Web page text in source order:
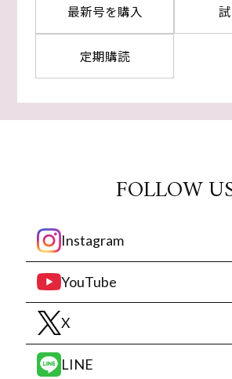
最新号を購入
定期購読
FOLLOW
Instagram
YouTube
X
LINE